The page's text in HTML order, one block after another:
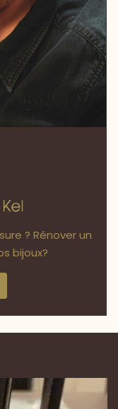
? Rénover un
bijoux?